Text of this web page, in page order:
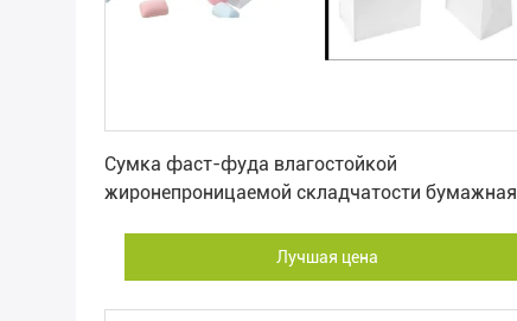
Сумка фаст-фуда влагостойкой
жиронепроницаемой складчатости бумажная
Лучшая цена